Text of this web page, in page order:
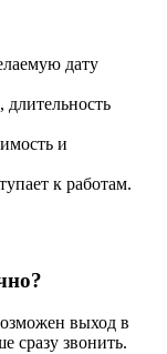
дату
длительность
и
к работам.
выход в
сразу звонить.